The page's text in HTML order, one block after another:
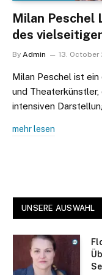
Milan Peschel
des
By Admin 13. October
Milan Peschel ist ein
und
intensiven
mehr lesen
UNSERE AUSWAHL